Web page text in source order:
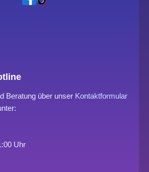
Beratung über unser Kontaktformular
Uhr